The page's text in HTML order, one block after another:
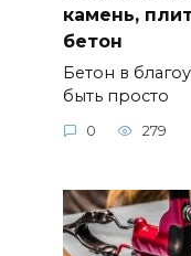
камень,
бетон
Бетон в
быть просто
0 279